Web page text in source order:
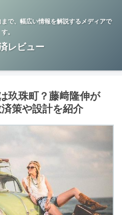
で、幅広い情報を解説するメディアで
す。
レビュー
玖珠町？藤﨑隆伸が
策や設計を紹介